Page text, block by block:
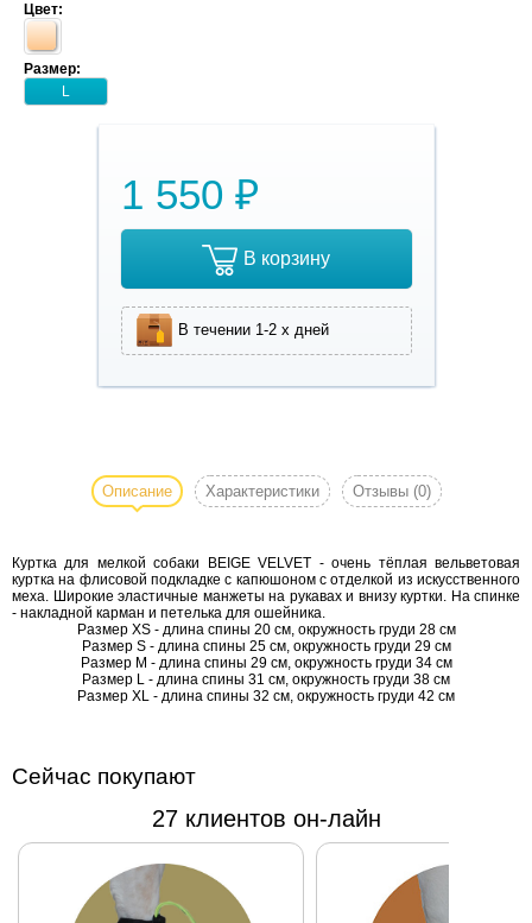
Цвет:
Размер:
L
1 550 ₽
В корзину
В течении 1-2 х дней
VELVET -
вельветовая
куртка на
флисовой
подкладке с
капюшоном с
отделкой из
эластичные
внизу куртки.
На спинке -
накладной
Описание Характеристики Отзывы (0)
Куртка для мелкой собаки BEIGE VELVET - очень тёплая вельветовая
куртка на флисовой подкладке с капюшоном с отделкой из искусственного
меха. Широкие эластичные манжеты на рукавах и внизу куртки. На спинке
- накладной карман и петелька для ошейника.
Размер XS - длина спины 20 см, окружность груди 28 см
Размер S - длина спины 25 см, окружность груди 29 см
Размер М - длина спины 29 см, окружность груди 34 см
Размер L - длина спины 31 см, окружность груди 38 см
Размер XL - длина спины 32 см, окружность груди 42 см
Сейчас покупают
27 клиентов он-лайн